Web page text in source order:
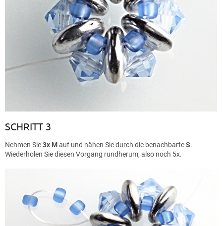
SCHRITT 3
Nehmen Sie3x Mauf und nähen Sie durch die benachbarteS.
Wiederholen Sie diesen Vorgang rundherum, also noch 5x.